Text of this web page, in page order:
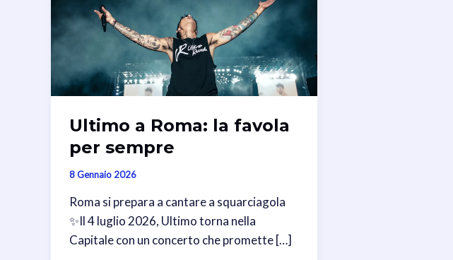
Ultimo a Roma: la favola
per sempre
8 Gennaio 2026
Roma si prepara a cantare a squarciagola
✨Il 4 luglio 2026, Ultimo torna nella
Capitale con un concerto che promette […]